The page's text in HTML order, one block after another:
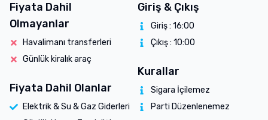
Fiyata Dahil
Olmayanlar
Havalimanı transferleri
Günlük kiralık araç
Fiyata Dahil Olanlar
Elektrik & Su & Gaz Giderleri
Giriş & Çıkış
Giriş : 16:00
Çıkış : 10:00
Kurallar
Sigara İçilemez
Parti Düzenlenemez